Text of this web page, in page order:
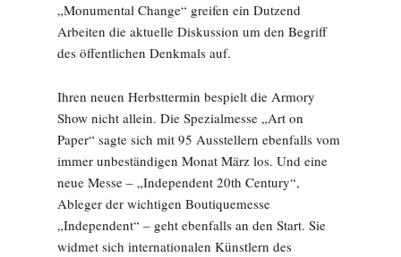
„Monumental Change“ greifen ein Dutzend
Arbeiten die aktuelle Diskussion um den Begriff
des öffentlichen Denkmals auf.
Ihren neuen Herbsttermin bespielt die Armory
Show nicht allein. Die Spezialmesse „Art on
Paper“ sagte sich mit 95 Ausstellern ebenfalls vom
immer unbeständigen Monat März los. Und eine
neue Messe – „Independent 20th Century“,
Ableger der wichtigen Boutiquemesse
„Independent“ – geht ebenfalls an den Start. Sie
widmet sich internationalen Künstlern des